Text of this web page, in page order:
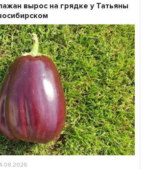
вырос на грядке у Татьяны